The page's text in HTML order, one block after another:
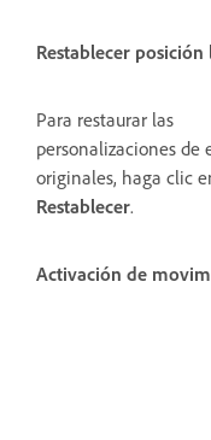
Restablecer
Para restaurar las
personalizaciones de
originales, haga clic
Restablecer.
Activación de